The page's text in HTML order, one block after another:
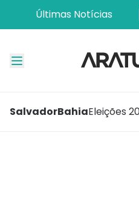
Últimas Notícias
SalvadorBahiaEleições